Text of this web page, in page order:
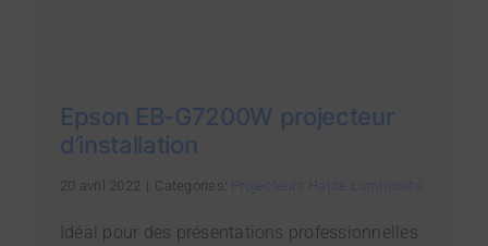
Epson EB-G7200W projecteur
d’installation
20 avril 2022 Categories: Projecteurs Haute Luminosité
Idéal pour des présentations professionnelles